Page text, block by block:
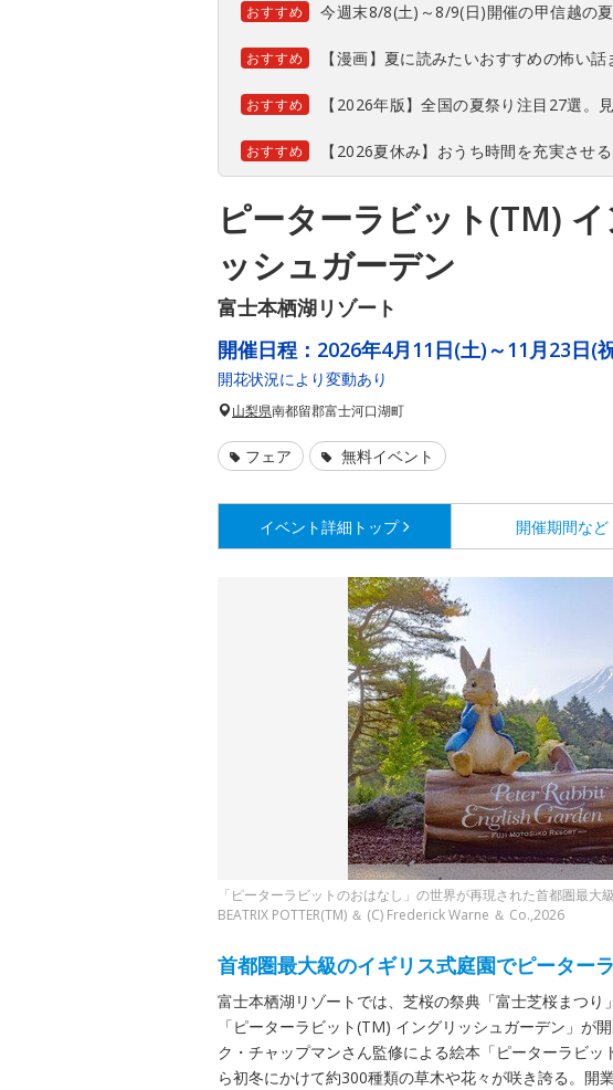
おすすめ 今週末8/8(土)～8/9(日)開催の甲信越の
おすすめ 【漫画】夏に読みたいおすすめの怖い話
おすすめ 【2026年版】全国の夏祭り注目27選。
おすすめ 【2026夏休み】おうち時間を充実させ
ピーターラビット(TM) イ
ッシュガーデン
富士本栖湖リゾート
開催日程： 2026年4月11日(土)～11月23日(
開花状況により変動あり
山梨県南都留郡富士河口湖町
フェア 無料イベント
イベント詳細 トップ 開催期間など
「ピーターラビットのおはなし」の世界が再現された首都圏最大
BEATRIX POTTER(TM) ＆ (C) Frederick Warne ＆ Co.,2026
首都圏最大級のイギリス式庭園でピーター
富士本栖湖リゾートでは、芝桜の祭典「富士芝桜まつ
「ピーターラビット(TM) イングリッシュガーデン」が
ク・チャップマンさん監修による絵本「ピーターラビ
ら初冬にかけて約300種類の草木や花々が咲き誇る。開